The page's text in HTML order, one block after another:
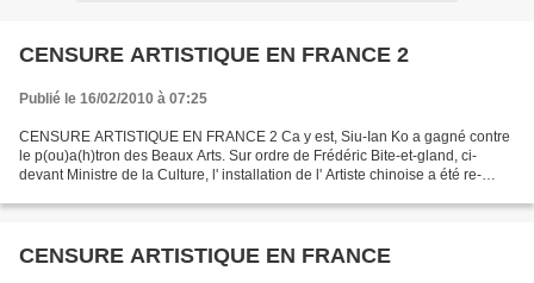
CENSURE ARTISTIQUE EN FRANCE 2
Publié le 16/02/2010 à 07:25
CENSURE ARTISTIQUE EN FRANCE 2 Ca y est, Siu-Ian Ko a gagné contre
le p(ou)a(h)tron des Beaux Arts. Sur ordre de Frédéric Bite-et-gland, ci-
devant Ministre de la Culture, l' installation de l' Artiste chinoise a été re-
CENSURE ARTISTIQUE EN FRANCE